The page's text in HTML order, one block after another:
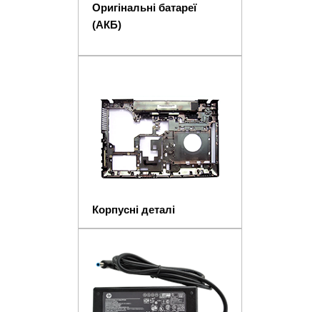
Оригінальні батареї
(АКБ)
Корпусні деталі